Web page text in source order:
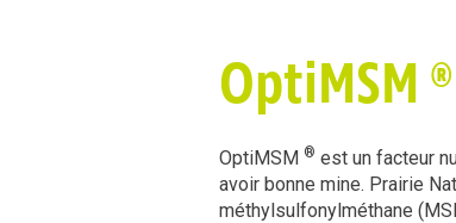
OptiMSM
OptiMSM ® est un facteur
avoir bonne mine. Prairie
méthylsulfonylméthane